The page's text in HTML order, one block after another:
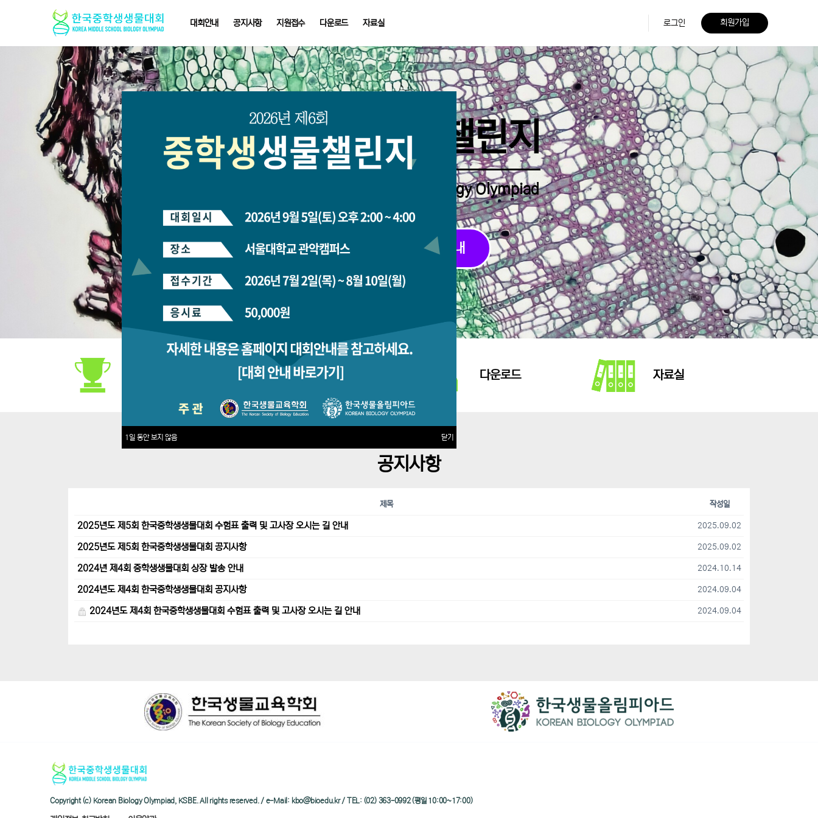
대회안내 공지사항 지원접수 다운로드 자료실 로그인 회원가입
중학생생물챌린지
Middle School Korea Biology Olympiad
2026 대회 접수 안내
지원접수 다운로드 자료실
공지사항
제목 작성일
2025년도 제5회 한국중학생생물대회 수험표 출력 및 고사장 오시는 길 안내 2025.09.02
2025년도 제5회 한국중학생생물대회 공지사항 2025.09.02
2024년 제4회 중학생생물대회 상장 발송 안내 2024.10.14
2024년도 제4회 한국중학생생물대회 공지사항 2024.09.04
2024년도 제4회 한국중학생생물대회 수험표 출력 및 고사장 오시는 길 안내 2024.09.04
Copyright (c) Korean Biology Olympiad, KSBE. All rights reserved. / e-Mail: kbo@bioedu.kr / TEL: (02) 363-0992 (평일 10:00~17:00)
1일 동안 보지 않음 닫기